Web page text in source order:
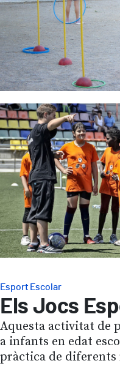
Esport Escolar
Els Jocs
Aquesta activitat de
a infants en edat
pràctica de